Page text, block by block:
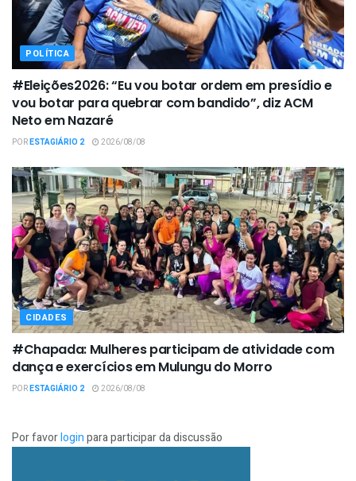
POLÍTICA
#Eleições2026: “Eu vou botar ordem em presídio e
vou botar para quebrar com bandido”, diz ACM
Neto em Nazaré
PORESTAGIÁRIO 2 2026/08/08
CIDADES
#Chapada: Mulheres participam de atividade com
dança e exercícios em Mulungu do Morro
PORESTAGIÁRIO 2 2026/08/08
Por favorloginpara participar da discussão